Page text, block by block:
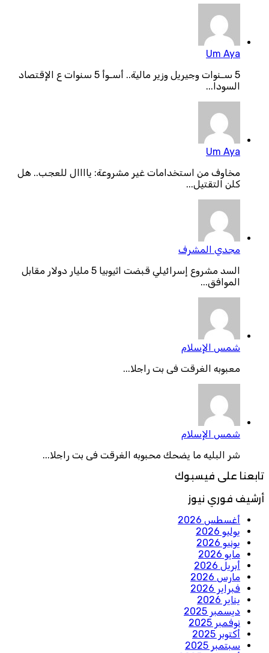
Um Aya
5 سـنوات وجيريل وزير مالية.. أسـوأ 5 سنوات ع الإقتصاد
السودا...
Um Aya
مخاوف من استخدامات غير مشروعة: ياااال للعجب.. هل
كلن التقتيل...
مجدي المشرف
السد مشروع إسرائيلي قبضت اثيوبيا 5 مليار دولار مقابل
الموافق...
شمس الإسلام
معبوبه الغرقت فى بت راجلا...
شمس الإسلام
شر البليه ما يضحك محبوبه الغرقت فى بت راجلا...
تابعنا على فيسبوك
أرشيف فوري نيوز
أغسطس 2026
يوليو 2026
يونيو 2026
مايو 2026
أبريل 2026
مارس 2026
فبراير 2026
يناير 2026
ديسمبر 2025
نوفمبر 2025
أكتوبر 2025
سبتمبر 2025